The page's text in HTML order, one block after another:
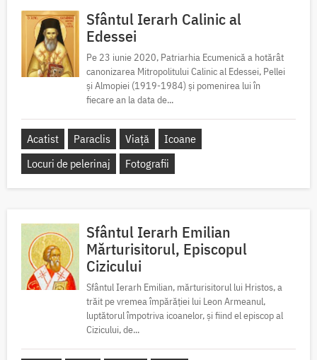
Sfântul Ierarh Calinic al
Edessei
Pe 23 iunie 2020, Patriarhia Ecumenică a hotărât
canonizarea Mitropolitului Calinic al Edessei, Pellei
și Almopiei (1919-1984) și pomenirea lui în
fiecare an la data de...
Acatist Paraclis Viață
Icoane
Locuri de pelerinaj
Fotografii
Sfântul Ierarh Emilian
Mărturisitorul, Episcopul
Cizicului
Sfântul Ierarh Emilian, mărturisitorul lui Hristos, a
trăit pe vremea împărăției lui Leon Armeanul,
luptătorul împotriva icoanelor, și fiind el episcop al
Cizicului, de...